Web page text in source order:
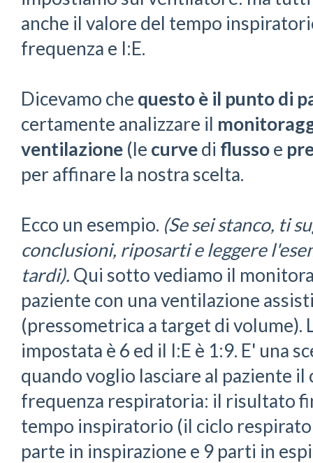
anche il valore del tempo
frequenza e I:E.
Dicevamo che questo è il punto di
certamente analizzare il
ventilazione (le curvedi flussoe
per affinare la nostra scelta.
Ecco un esempio. (Se sei stanco, ti
conclusioni, riposarti e leggere
tardi). Qui sotto vediamo il
paziente con una ventilazione
(pressometrica a target di volume).
impostata è 6 ed il I:E è 1:9. E' una
quando voglio lasciare al paziente
frequenza respiratoria: il risultato
tempo inspiratorio (il ciclo
parte in inspirazione e 9 parti in